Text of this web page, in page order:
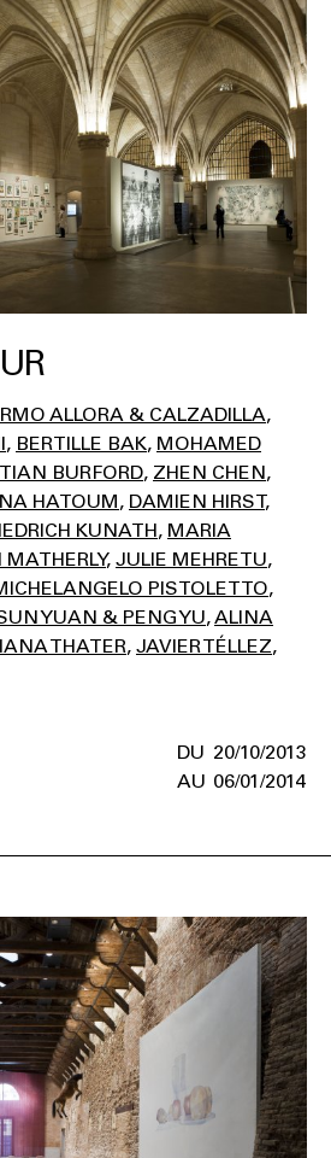
ALLORA & CALZADILLA
BERTILLE BAK MOHAMED
BURFORD ZHEN CHEN
HATOUM DAMIEN HIRST
KUNATH MARIA
JULIE MEHRETU
PISTOLETTO
YUAN & PENG YU ALINA
THATER JAVIER TÉLLEZ
20/10/2013
06/01/2014